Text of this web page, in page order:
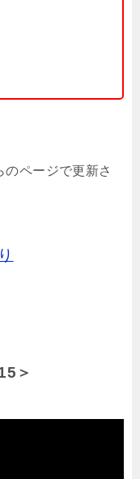
のページで更新さ
＞